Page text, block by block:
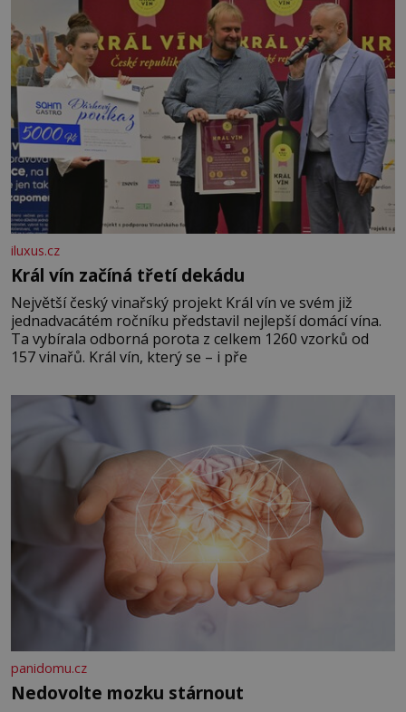
iluxus.cz
Král vín začíná třetí dekádu
Největší český vinařský projekt Král vín ve svém již
jednadvacátém ročníku představil nejlepší domácí vína.
Ta vybírala odborná porota z celkem 1260 vzorků od
157 vinařů. Král vín, který se – i pře
panidomu.cz
Nedovolte mozku stárnout